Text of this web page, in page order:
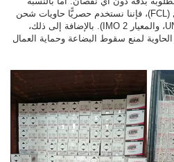
للشحنات التي تملأ الحاوية بالكامل (FCL)، فإننا نستخدم حصريًّا حاويات شحن
المواد الخطرة (DG) (الكود UN1950، والمعيار IMO 2). بالإضافة إلى ذلك،
لمنع سقوط البضاعة وحماية العمال